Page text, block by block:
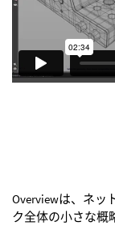
Overviewは、ネッ
ク全体の小さな概